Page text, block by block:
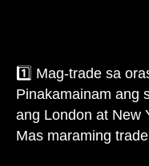
1️⃣ Mag-trade sa
Pinakamainam ang
ang London at New
Mas maraming